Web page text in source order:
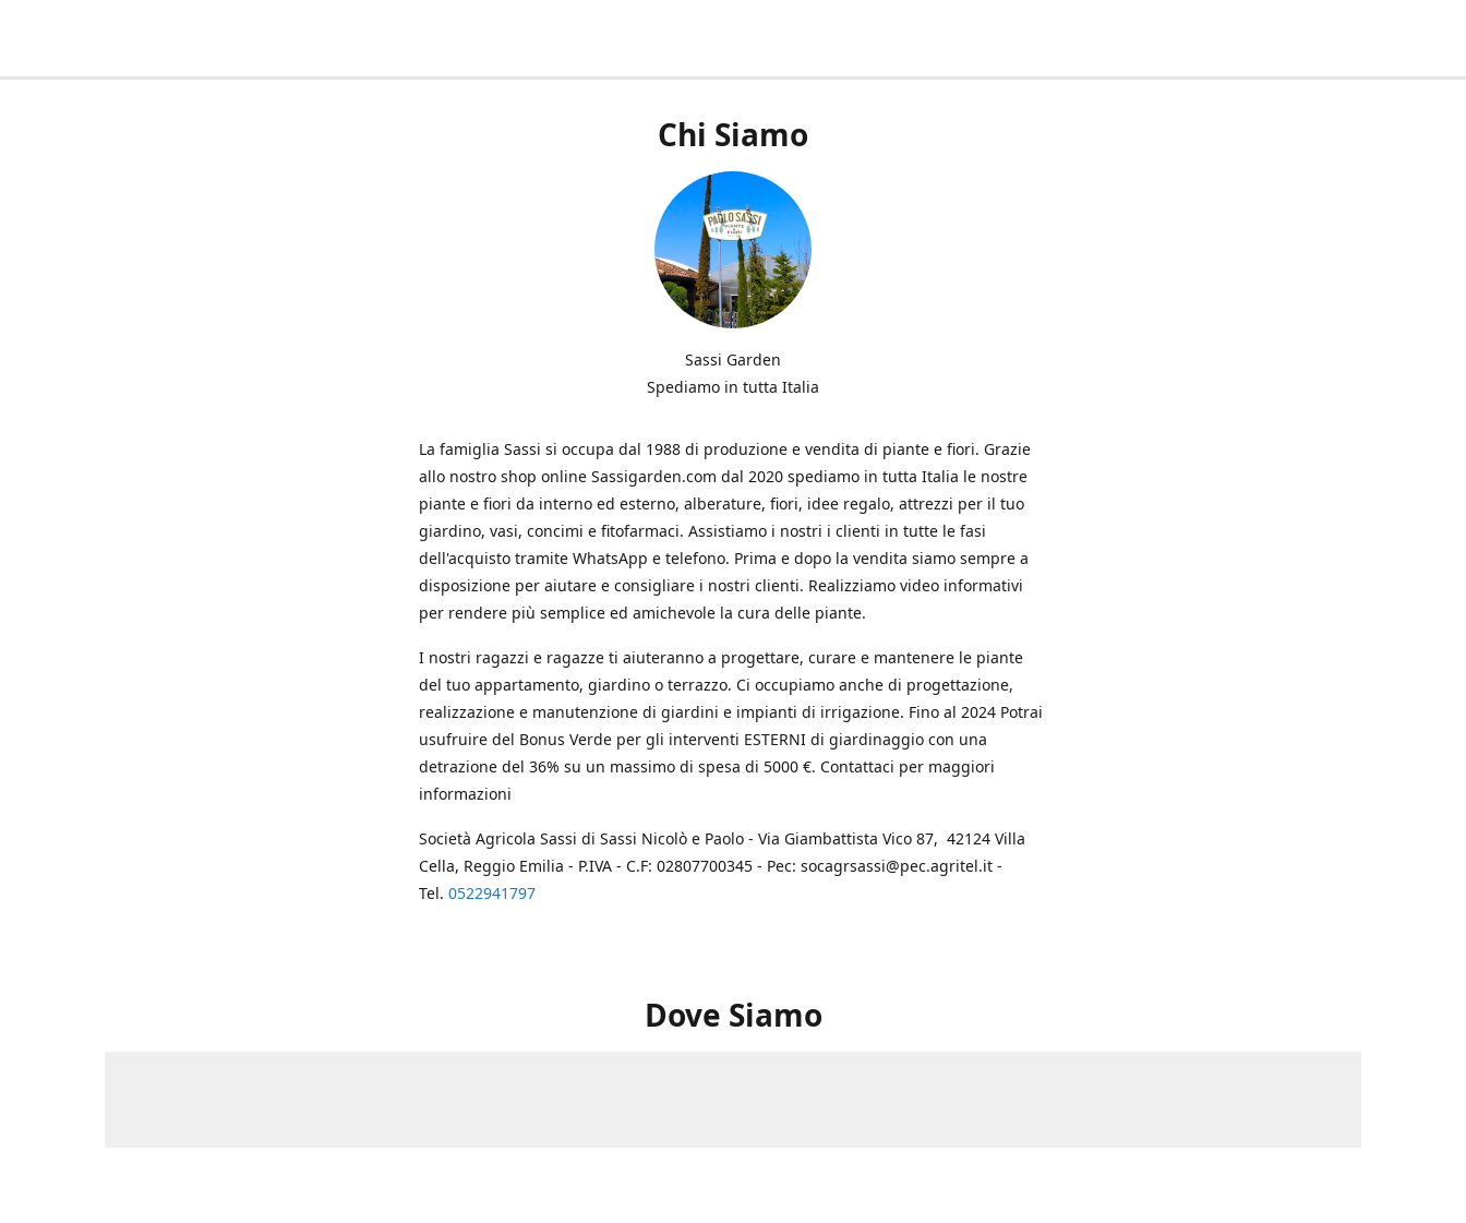
Chi Siamo
Sassi Garden
Spediamo in tutta Italia
La famiglia Sassi si occupa dal 1988 di produzione e vendita di piante e fiori. Grazie
allo nostro shop online Sassigarden.com dal 2020 spediamo in tutta Italia le nostre
piante e fiori da interno ed esterno, alberature, fiori, idee regalo, attrezzi per il tuo
giardino, vasi, concimi e fitofarmaci. Assistiamo i nostri i clienti in tutte le fasi
dell'acquisto tramite WhatsApp e telefono. Prima e dopo la vendita siamo sempre a
disposizione per aiutare e consigliare i nostri clienti. Realizziamo video informativi
per rendere più semplice ed amichevole la cura delle piante.
I nostri ragazzi e ragazze ti aiuteranno a progettare, curare e mantenere le piante
del tuo appartamento, giardino o terrazzo. Ci occupiamo anche di progettazione,
realizzazione e manutenzione di giardini e impianti di irrigazione. Fino al 2024 Potrai
usufruire del Bonus Verde per gli interventi ESTERNI di giardinaggio con una
detrazione del 36% su un massimo di spesa di 5000 €. Contattaci per maggiori
informazioni
Società Agricola Sassi di Sassi Nicolò e Paolo - Via Giambattista Vico 87, 42124 Villa
Cella, Reggio Emilia - P.IVA - C.F: 02807700345 - Pec: socagrsassi@pec.agritel.it -
Tel. 0522941797
Dove Siamo